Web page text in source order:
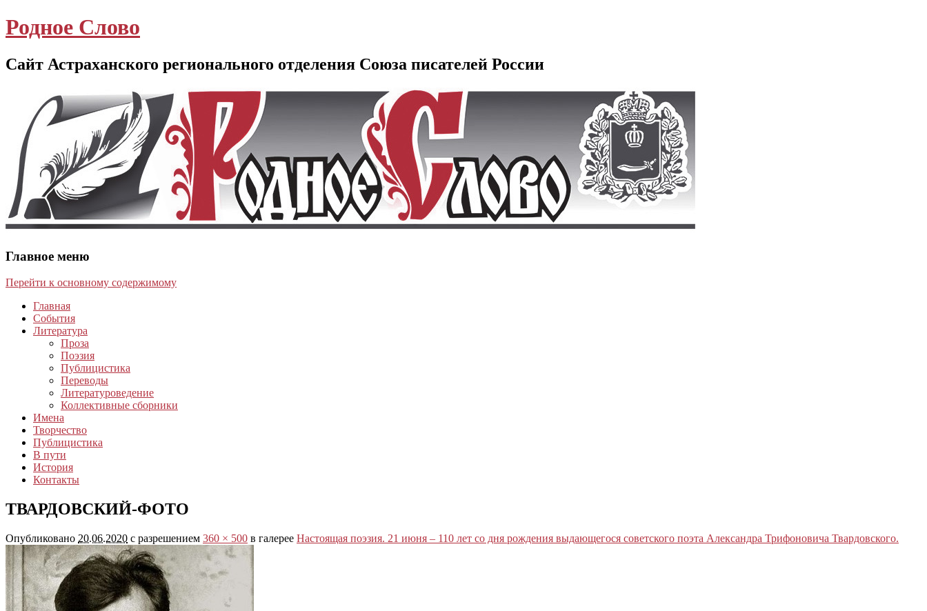
Родное Слово
Сайт Астраханского регионального отделения Союза писателей России
Главное меню
Перейти к основному содержимому
Главная
События
Литература
Проза
Поэзия
Публицистика
Переводы
Литературоведение
Коллективные сборники
Имена
Творчество
Публицистика
В пути
История
Контакты
ТВАРДОВСКИЙ-ФОТО
Опубликовано 20.06.2020 с разрешением 360 × 500 в галерее Настоящая поэзия. 21 июня – 110 лет со дня рождения выдающегося советского поэта Александра Трифоновича Твардовского.